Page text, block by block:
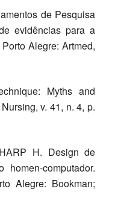
de Pesquisa
evidências para a
Alegre: Artmed,
Myths and
v. 41, n. 4, p.
H. Design de
computador.
Alegre: Bookman;